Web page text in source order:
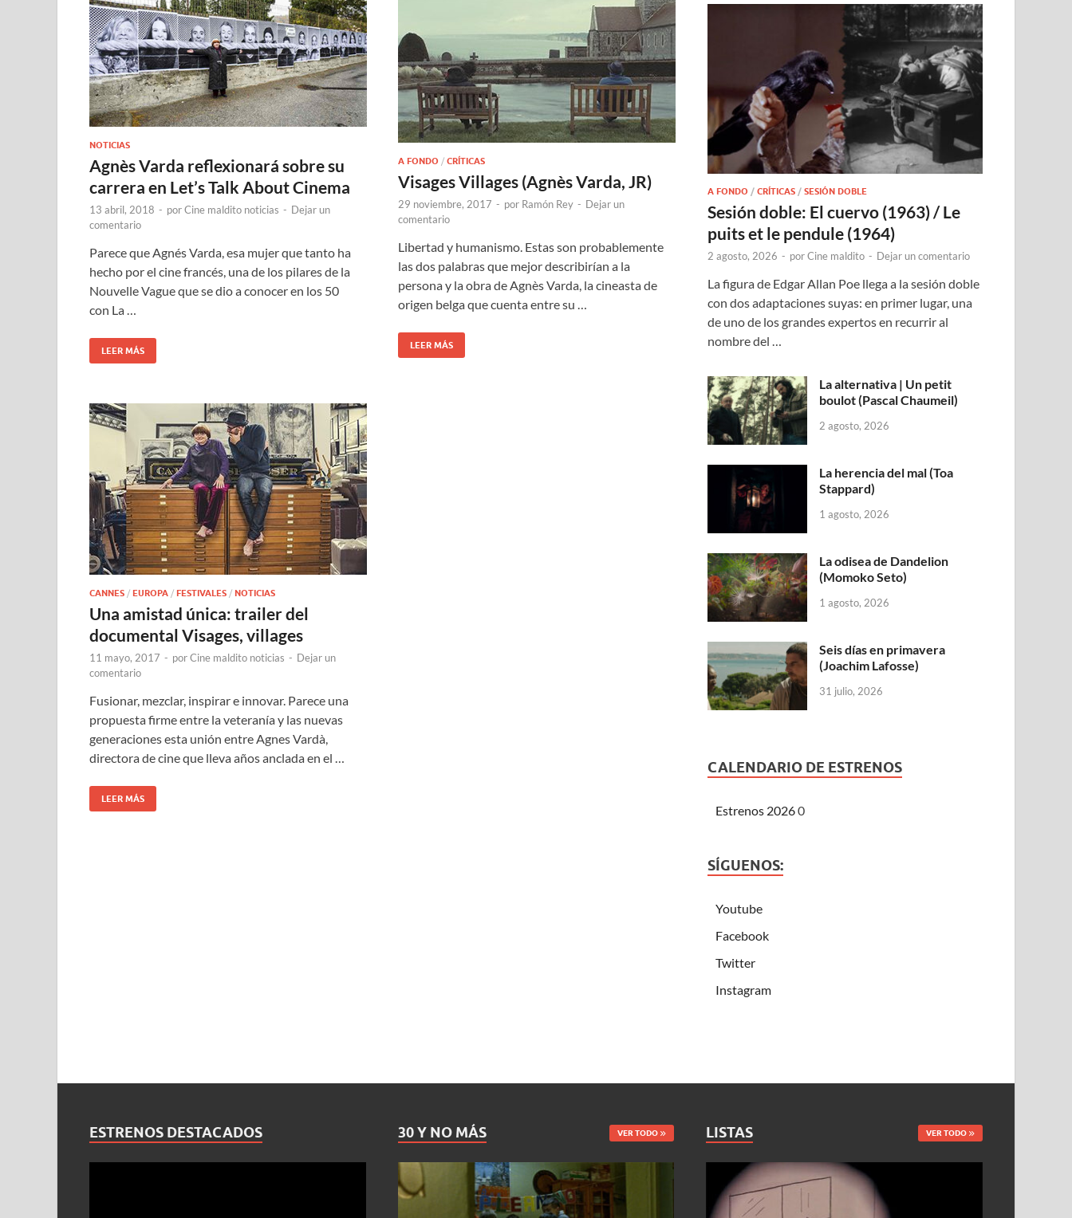
NOTICIAS
Agnès Varda reflexionará sobre su
carrera en Let’s Talk About Cinema
13 abril, 2018 - porCine maldito noticias - Dejar un
comentario
Parece que Agnés Varda, esa mujer que tanto ha
hecho por el cine francés, una de los pilares de la
Nouvelle Vague que se dio a conocer en los 50
con La …
LEER MÁS
A FONDO / CRÍTICAS
Visages Villages (Agnès Varda, JR)
29 noviembre, 2017 - por Ramón Rey - Dejar un
comentario
Libertad y humanismo. Estas son probablemente
las dos palabras que mejor describirían a la
persona y la obra de Agnès Varda, la cineasta de
origen belga que cuenta entre su …
LEER MÁS
CANNES / EUROPA / FESTIVALES / NOTICIAS
Una amistad única: trailer del
documental Visages, villages
11 mayo, 2017 - porCine maldito noticias - Dejar un
comentario
Fusionar, mezclar, inspirar e innovar. Parece una
propuesta firme entre la veteranía y las nuevas
generaciones esta unión entre Agnes Vardà,
directora de cine que lleva años anclada en el …
LEER MÁS
A FONDO /CRÍTICAS /SESIÓN DOBLE
Sesión doble: El cuervo (1963) / Le
puits et le pendule (1964)
2 agosto, 2026 - porCine maldito - Dejar un comentario
La figura de Edgar Allan Poe llega a la sesión doble
con dos adaptaciones suyas: en primer lugar, una
de uno de los grandes expertos en recurrir al
nombre del …
La alternativa | Un petit
boulot (Pascal Chaumeil)
2 agosto, 2026
La herencia del mal (Toa
Stappard)
1 agosto, 2026
La odisea de Dandelion
(Momoko Seto)
1 agosto, 2026
Seis días en primavera
(Joachim Lafosse)
31 julio, 2026
CALENDARIO DE ESTRENOS
Estrenos 20260
SÍGUENOS:
Youtube
Facebook
Twitter
Instagram
ESTRENOS DESTACADOS 30 Y NO MÁS VER TODO LISTAS VER TODO